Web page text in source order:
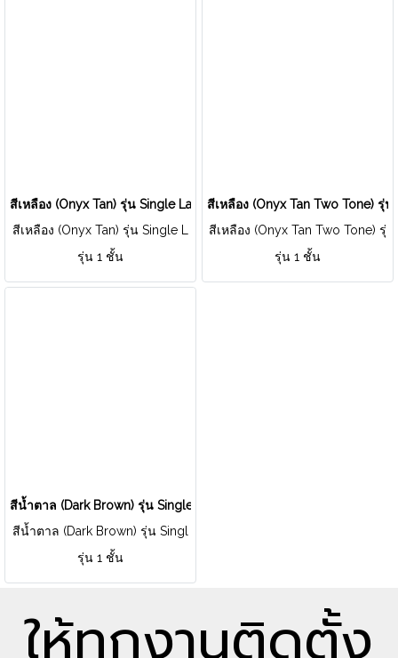
สีเหลือง (Onyx Tan) รุ่น Single Layer
สีเหลือง (Onyx Tan) รุ่น Single L
ayer
รุ่น 1 ชั้น
สีเหลือง (Onyx Tan Two Tone) รุ่
สีเหลือง (Onyx Tan Two Tone) รุ่
น Single Layer
รุ่น 1 ชั้น
สีน้ำตาล (Dark Brown) รุ่น Single Layer
สีน้ำตาล (Dark Brown) รุ่น Singl
e Layer
รุ่น 1 ชั้น
ให้ทุกงานติดตั้ง